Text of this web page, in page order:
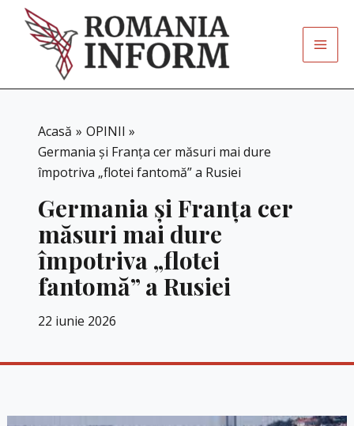
content
Acasă
OPINII
Germania și Franța cer măsuri mai dure
împotriva „flotei fantomă” a Rusiei
Germania și Franța cer
măsuri mai dure
împotriva „flotei
fantomă” a Rusiei
22 iunie 2026